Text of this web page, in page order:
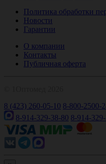
Политика обработки
Новости
Гарантии
О компании
Контакты
Публичная оферта
8 (423) 260-05-10 8-800-2500-
8-914-329-38-80 8-914-